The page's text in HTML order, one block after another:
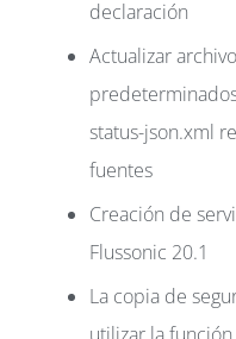
declaración
Actualizar
status-json.xml
fuentes
Creación de
Flussonic 20.1
La copia de
utilizar la